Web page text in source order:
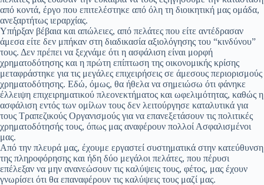
από κοντά, έργο που επιτελέστηκε από όλη τη διοικητική μας ομάδα,
ανεξαρτήτως ιεραρχίας.
Υπήρξαν βέβαια και απώλειες, από πελάτες που είτε αντέδρασαν
άμεσα είτε δεν μπήκαν στη διαδικασία αξιολόγησης του “κινδύνου”
τους. Δεν πρέπει να ξεχνάμε ότι η ασφάλιση είναι μορφή
χρηματοδότησης και η πρώτη επίπτωση της οικονομικής κρίσης
μεταφράστηκε για τις μεγάλες επιχειρήσεις σε άμεσους περιορισμούς
χρηματοδότησης. Εδώ, όμως, θα ήθελα να σημειώσω ότι φάνηκε
έλλειψη επιχειρηματικού πλεονεκτήματος και ωφελιμότητας, καθώς η
ασφάλιση εντός των ομίλων τους δεν λειτούργησε καταλυτικά για
τους Τραπεζικούς Οργανισμούς για να επανεξετάσουν τις πολιτικές
χρηματοδότησής τους, όπως μας αναφέρουν πολλοί Ασφαλισμένοι
μας.
Από την πλευρά μας, έχουμε εργαστεί συστηματικά στην κατεύθυνση
της πληροφόρησης και ήδη δύο μεγάλοι πελάτες, που πέρυσι
επέλεξαν να μην ανανεώσουν τις καλύψεις τους, φέτος, μας έχουν
γνωρίσει ότι θα επαναφέρουν τις καλύψεις τους μαζί μας.